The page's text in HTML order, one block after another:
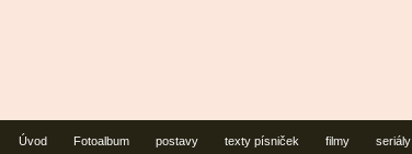
Úvod Fotoalbum postavy texty písniček filmy seriály